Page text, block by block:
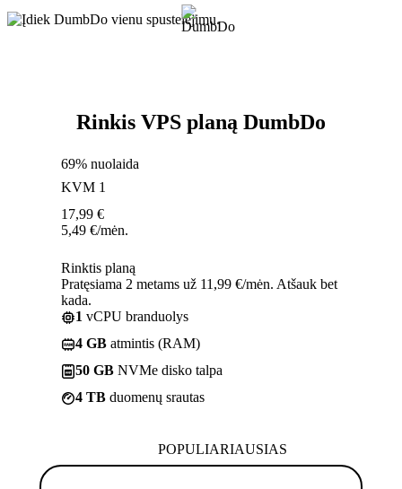
Rinkis VPS planą DumbDo
69% nuolaida
KVM 1
17,99 €
5,49 €/mėn.
Rinktis planą
Pratęsiama 2 metams už 11,99 €/mėn. Atšauk bet
kada.
1 vCPU branduolys
4 GB atmintis (RAM)
50 GB NVMe disko talpa
4 TB duomenų srautas
POPULIARIAUSIAS